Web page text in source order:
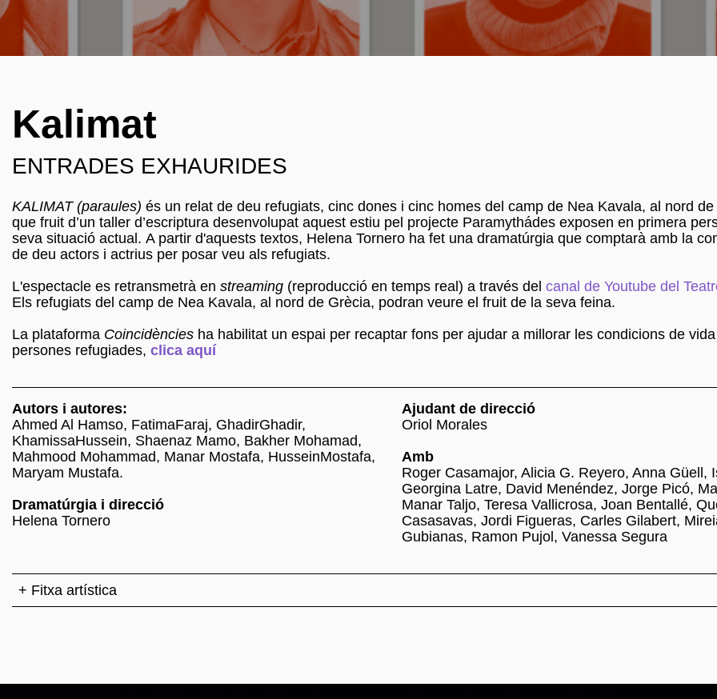
Kalimat
ENTRADES EXHAURIDES
KALIMAT (paraules) és un relat de deu refugiats, cinc dones i cinc homes del camp de Nea Kavala, al nord
que fruit d’un taller d’escriptura desenvolupat aquest estiu pel projecte Paramythádes exposen en primera
seva situació actual. A partir d'aquests textos, Helena Tornero ha fet una dramatúrgia que comptarà amb la
de deu actors i actrius per posar veu als refugiats.
L'espectacle es retransmetrà en streaming (reproducció en temps real) a través del canal de Youtube del
Els refugiats del camp de Nea Kavala, al nord de Grècia, podran veure el fruit de la seva feina.
La plataforma Coincidències ha habilitat un espai per recaptar fons per ajudar a millorar les condicions de
persones refugiades, clica aquí
Autors i autores:
Ahmed Al Hamso, FatimaFaraj, GhadirGhadir,
KhamissaHussein, Shaenaz Mamo, Bakher Mohamad,
Mahmood Mohammad, Manar Mostafa, HusseinMostafa,
Maryam Mustafa.
Dramatúrgia i direcció
Helena Tornero
Ajudant de direcció
Oriol Morales
Amb
Roger Casamajor, Alicia G. Reyero, Anna Güell,
Georgina Latre, David Menéndez, Jorge Picó,
Manar Taljo, Teresa Vallicrosa, Joan Bentallé,
Casasavas, Jordi Figueras, Carles Gilabert,
Gubianas, Ramon Pujol, Vanessa Segura
+ Fitxa artística